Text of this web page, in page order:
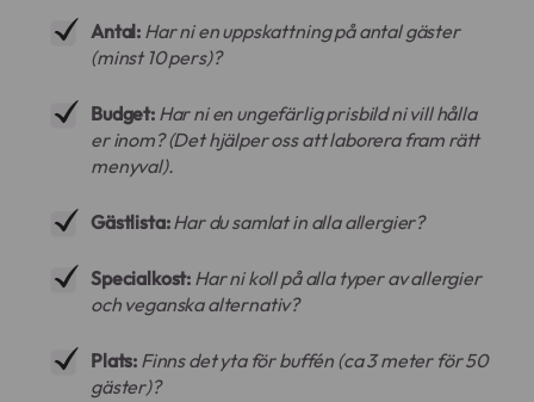
Antal: Har ni en uppskattning på antal gäster
(minst 10 pers)?
Budget: Har ni en ungefärlig prisbild ni vill hålla
er inom? (Det hjälper oss att laborera fram rätt
menyval).
Gästlista:Har du samlat in alla allergier?
Specialkost: Har ni koll på alla typer av allergier
och veganska alternativ?
Plats: Finns det yta för buffén (ca 3 meter för 50
gäster)?